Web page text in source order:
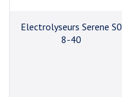
Electrolyseurs Serene S0
8-40